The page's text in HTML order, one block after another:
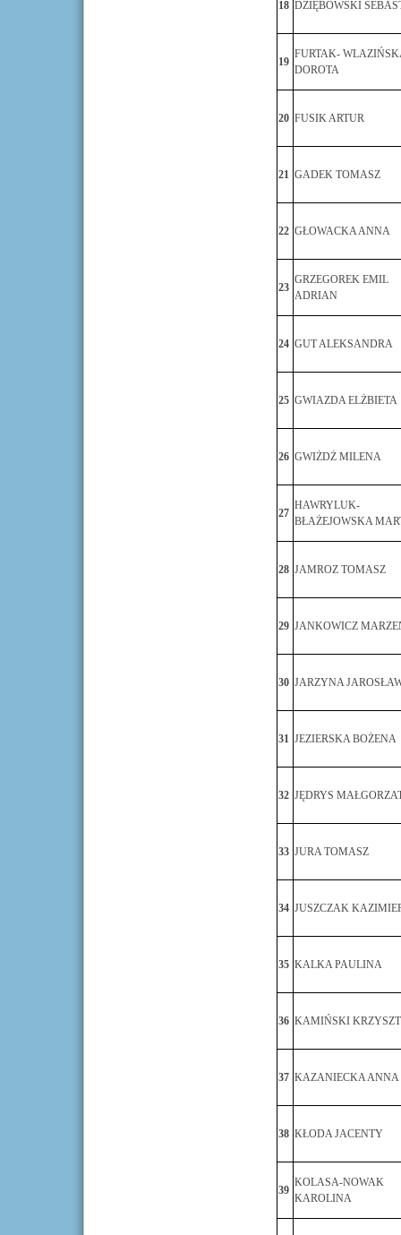
18 DZIĘBOWSKI
19
FURTAK-
DOROTA
20 FUSIK ARTUR
21 GADEK TOMASZ
22 GŁOWACKA ANNA
23
GRZEGOREK EMIL
ADRIAN
24 GUT ALEKSANDRA
25 GWIAZDA ELŻBIETA
26 GWIŻDŻ MILENA
27
HAWRYLUK-
BŁAŻEJOWSKA
28 JAMROZ TOMASZ
29 JANKOWICZ
30 JARZYNA
31 JEZIERSKA BOŻENA
32 JĘDRYS
33 JURA TOMASZ
34 JUSZCZAK
35 KALKA PAULINA
36 KAMIŃSKI
37 KAZANIECKA ANNA
38 KŁODA JACENTY
39
KOLASA-NOWAK
KAROLINA